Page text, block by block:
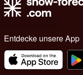
Entdecke unsere App